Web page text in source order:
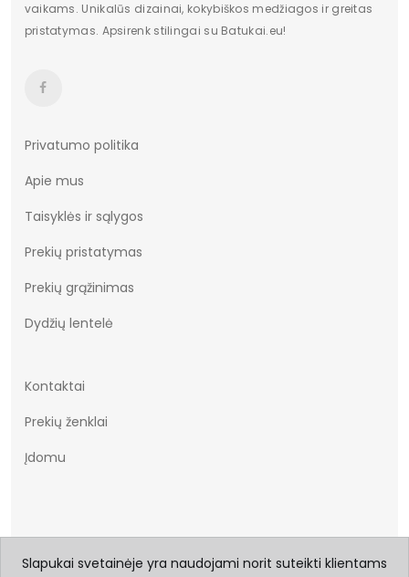
vaikams. Unikalūs dizainai, kokybiškos medžiagos ir greitas
pristatymas. Apsirenk stilingai su Batukai.eu!
Privatumo politika
Apie mus
Taisyklės ir sąlygos
Prekių pristatymas
Prekių grąžinimas
Dydžių lentelė
Kontaktai
Prekių ženklai
Įdomu
Slapukai svetainėje yra naudojami norit suteikti klientams